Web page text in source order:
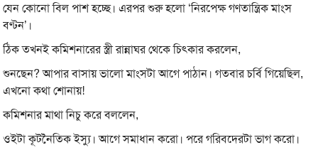
যেন কোনো বিল পাশ হচ্ছে। এরপর শুরু হলো ‘নিরপেক্ষ গণতান্ত্রিক মাংস
বণ্টন’।
ঠিক তখনই কমিশনারের স্ত্রী রান্নাঘর থেকে চিৎকার করলেন,
শুনছেন? আপার বাসায় ভালো মাংসটা আগে পাঠান। গতবার চর্বি গিয়েছিল,
এখনো কথা শোনায়!
কমিশনার মাথা নিচু করে বললেন,
ওইটা কূটনৈতিক ইস্যু। আগে সমাধান করো। পরে গরিবদেরটা ভাগ করো।